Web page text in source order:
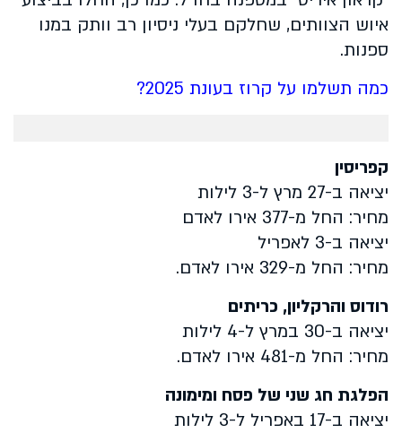
איוש הצוותים, שחלקם בעלי ניסיון רב וותק במנו
ספנות.
כמה תשלמו על קרוז בעונת 2025?
קפריסין
יציאה ב-27 מרץ ל-3 לילות
מחיר: החל מ-377 אירו לאדם
יציאה ב-3 לאפריל
מחיר: החל מ-329 אירו לאדם.
רודוס והרקליון, כריתים
יציאה ב-30 במרץ ל-4 לילות
מחיר: החל מ-481 אירו לאדם.
הפלגת חג שני של פסח ומימונה
יציאה ב-17 באפריל ל-3 לילות